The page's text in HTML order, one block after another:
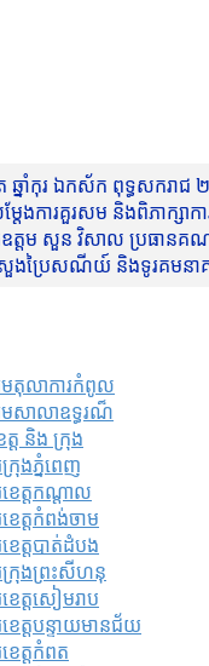
ាំកុរ ឯកស័ក ពុទ្ធសករាជ
ារគួរសម និងពិភាក្សាកា
តម សួន វិសាល ប្រធានគណ
ក្រសួងប្រៃសណីយ៍ និងទូរគ
មតុលាការកំពូល
សាលាឧទ្ធរណ៏
ត និង ក្រុង
រុងភ្នំពេញ
េត្តកណ្តាល
េត្តកំពង់ចាម
េត្តបាត់ដំបង
ក្រុងព្រះសីហនុ
េត្តសៀមរាប
េត្តបន្ទាយមានជ័យ
េត្តកំពត